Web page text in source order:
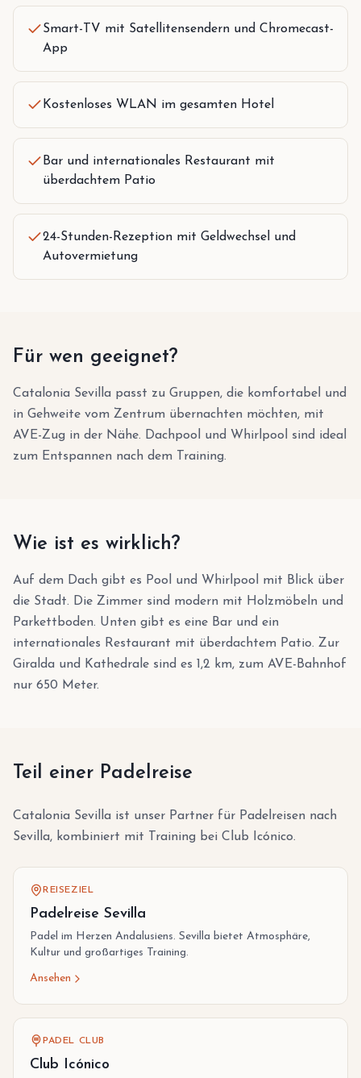
Smart-TV mit Satellitensendern und Chromecast-
App
Kostenloses WLAN im gesamten Hotel
Bar und internationales Restaurant mit
überdachtem Patio
24-Stunden-Rezeption mit Geldwechsel und
Autovermietung
Für wen geeignet?
Catalonia Sevilla passt zu Gruppen, die komfortabel und
in Gehweite vom Zentrum übernachten möchten, mit
AVE-Zug in der Nähe. Dachpool und Whirlpool sind ideal
zum Entspannen nach dem Training.
Wie ist es wirklich?
Auf dem Dach gibt es Pool und Whirlpool mit Blick über
die Stadt. Die Zimmer sind modern mit Holzmöbeln und
Parkettboden. Unten gibt es eine Bar und ein
internationales Restaurant mit überdachtem Patio. Zur
Giralda und Kathedrale sind es 1,2 km, zum AVE-Bahnhof
nur 650 Meter.
Teil einer Padelreise
Catalonia Sevilla ist unser Partner für Padelreisen nach
Sevilla, kombiniert mit Training bei Club Icónico.
REISEZIEL
Padelreise Sevilla
Padel im Herzen Andalusiens. Sevilla bietet Atmosphäre,
Kultur und großartiges Training.
Ansehen
PADEL CLUB
Club Icónico